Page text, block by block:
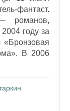
фантаст.
романов,
году за
«Бронзовая
В 2006